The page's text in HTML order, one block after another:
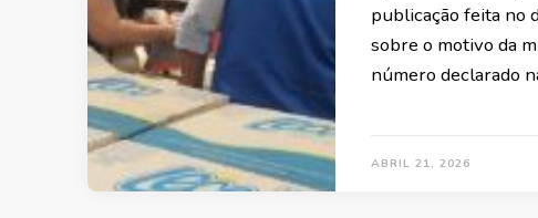
publicação feita no
sobre o motivo da
número declarado
ABRIL 21, 2026